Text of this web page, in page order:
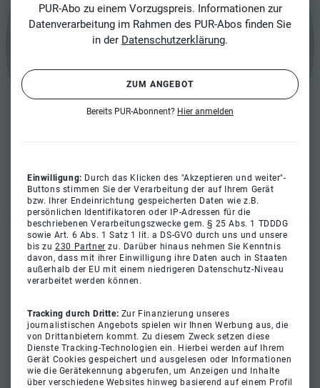
PUR-Abo zu einem Vorzugspreis. Informationen zur
Datenverarbeitung im Rahmen des PUR-Abos finden Sie
in der Datenschutzerklärung.
ZUM ANGEBOT
Bereits PUR-Abonnent? Hier anmelden
Einwilligung: Durch das Klicken des "Akzeptieren und weiter"-
Buttons stimmen Sie der Verarbeitung der auf Ihrem Gerät
bzw. Ihrer Endeinrichtung gespeicherten Daten wie z.B.
persönlichen Identifikatoren oder IP-Adressen für die
beschriebenen Verarbeitungszwecke gem. § 25 Abs. 1 TDDDG
sowie Art. 6 Abs. 1 Satz 1 lit. a DS-GVO durch uns und unsere
bis zu230 Partner zu. Darüber hinaus nehmen Sie Kenntnis
davon, dass mit ihrer Einwilligung ihre Daten auch in Staaten
außerhalb der EU mit einem niedrigeren Datenschutz-Niveau
verarbeitet werden können.
Tracking durch Dritte: Zur Finanzierung unseres
journalistischen Angebots spielen wir Ihnen Werbung aus, die
von Drittanbietern kommt. Zu diesem Zweck setzen diese
Dienste Tracking-Technologien ein. Hierbei werden auf Ihrem
Gerät Cookies gespeichert und ausgelesen oder Informationen
wie die Gerätekennung abgerufen, um Anzeigen und Inhalte
über verschiedene Websites hinweg basierend auf einem Profil